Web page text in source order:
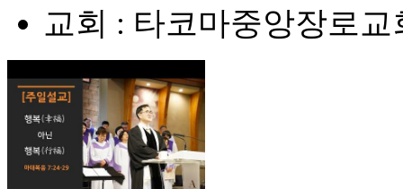
교회 : 타코마중앙장로교